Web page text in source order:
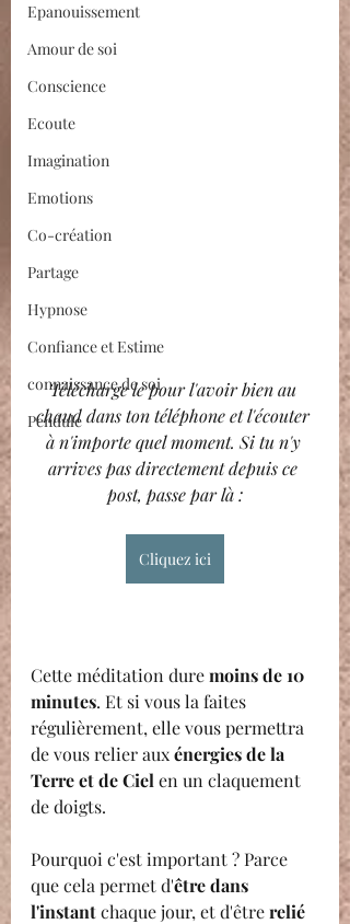
Epanouissement
Amour de soi
Conscience
Ecoute
Imagination
Emotions
Co-création
Partage
Hypnose
Confiance et Estime
connaissance de soi
Pendule
Télécharge le pour l'avoir bien au
chaud dans ton téléphone et l'écouter
à n'importe quel moment. Si tu n'y
arrives pas directement depuis ce
post, passe par là :
Cliquez ici
Cette méditation dure moins de 10
minutes. Et si vous la faites
régulièrement, elle vous permettra
de vous relier aux énergies de la
Terre et de Ciel en un claquement
de doigts.
Pourquoi c'est important ? Parce
que cela permet d'être dans
l'instant chaque jour, et d'être relié